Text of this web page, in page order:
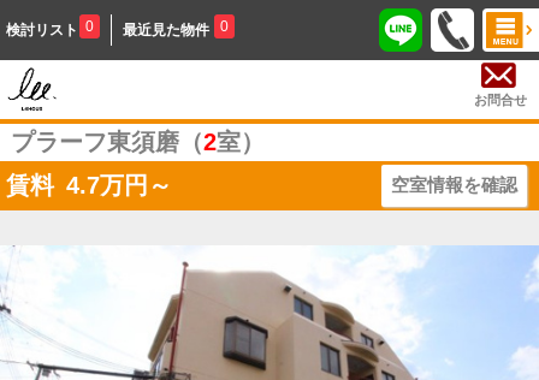
検討リスト 0 最近見た物件 0
お問合せ
プラーフ東須磨（2室）
賃料 4.7万円～ 空室情報を確認